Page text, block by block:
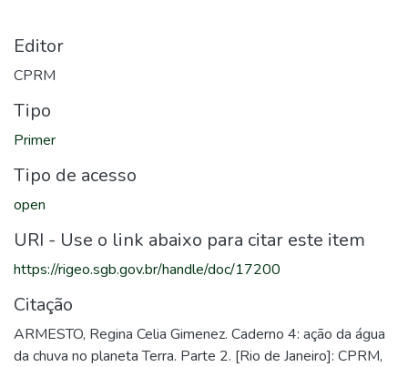
Editor
CPRM
Tipo
Primer
Tipo de acesso
open
URI - Use o link abaixo para citar este item
https://rigeo.sgb.gov.br/handle/doc/17200
Citação
ARMESTO, Regina Celia Gimenez. Caderno 4: ação da água
da chuva no planeta Terra. Parte 2. [Rio de Janeiro]: CPRM,